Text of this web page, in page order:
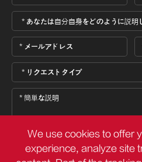
We use cookies to offer
experience, analyze site